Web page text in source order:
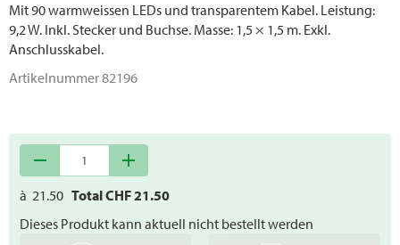
Mit 90 warmweissen LEDs und transparentem Kabel. Leistung:
9,2 W. Inkl. Stecker und Buchse. Masse: 1,5 × 1,5 m. Exkl.
Anschlusskabel.
Artikelnummer82196
remove add
à 21.50 Total CHF21.50
Dieses Produkt kann aktuell nicht bestellt werden